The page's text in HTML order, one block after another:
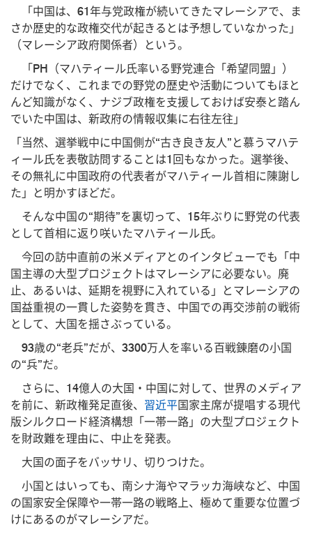
「中国は、61年与党政権が続いてきたマレーシアで、ま
さか歴史的な政権交代が起きるとは予想していなかった」
（マレーシア政府関係者）という。
「PH（マハティール氏率いる野党連合「希望同盟」）
だけでなく、これまでの野党の歴史や活動についてもほと
んど知識がなく、ナジブ政権を支援しておけば安泰と踏ん
でいた中国は、新政府の情報収集に右往左往」
「当然、選挙戦中に中国側が“古き良き友人”と慕うマハテ
ィール氏を表敬訪問することは1回もなかった。選挙後、
その無礼に中国政府の代表者がマハティール首相に陳謝し
た」と明かすほどだ。
そんな中国の“期待”を裏切って、15年ぶりに野党の代表
として首相に返り咲いたマハティール氏。
今回の訪中直前の米メディアとのインタビューでも「中
国主導の大型プロジェクトはマレーシアに必要ない。廃
止、あるいは、延期を視野に入れている」とマレーシアの
国益重視の一貫した姿勢を貫き、中国での再交渉前の戦術
として、大国を揺さぶっている。
93歳の“老兵”だが、3300万人を率いる百戦錬磨の小国
の“兵”だ。
さらに、14億人の大国・中国に対して、世界のメディア
を前に、新政権発足直後、 習近平国家主席が提唱する現代
版シルクロード経済構想「一帯一路」の大型プロジェクト
を財政難を理由に、中止を発表。
大国の面子をバッサリ、切りつけた。
小国とはいっても、南シナ海やマラッカ海峡など、中国
の国家安全保障や一帯一路の戦略上、極めて重要な位置づ
けにあるのがマレーシアだ。